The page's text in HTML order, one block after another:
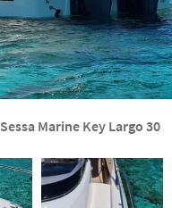
Sessa Marine Key Largo 30